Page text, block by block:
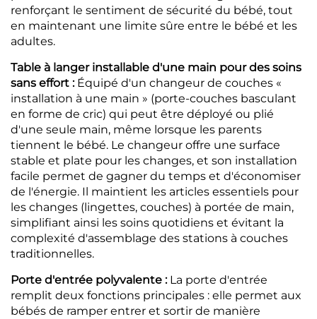
renforçant le sentiment de sécurité du bébé, tout
en maintenant une limite sûre entre le bébé et les
adultes.
Table à langer installable d'une main pour des soins
sans effort : Équipé d'un changeur de couches «
installation à une main » (porte-couches basculant
en forme de cric) qui peut être déployé ou plié
d'une seule main, même lorsque les parents
tiennent le bébé. Le changeur offre une surface
stable et plate pour les changes, et son installation
facile permet de gagner du temps et d'économiser
de l'énergie. Il maintient les articles essentiels pour
les changes (lingettes, couches) à portée de main,
simplifiant ainsi les soins quotidiens et évitant la
complexité d'assemblage des stations à couches
traditionnelles.
Porte d'entrée polyvalente : La porte d'entrée
remplit deux fonctions principales : elle permet aux
bébés de ramper entrer et sortir de manière